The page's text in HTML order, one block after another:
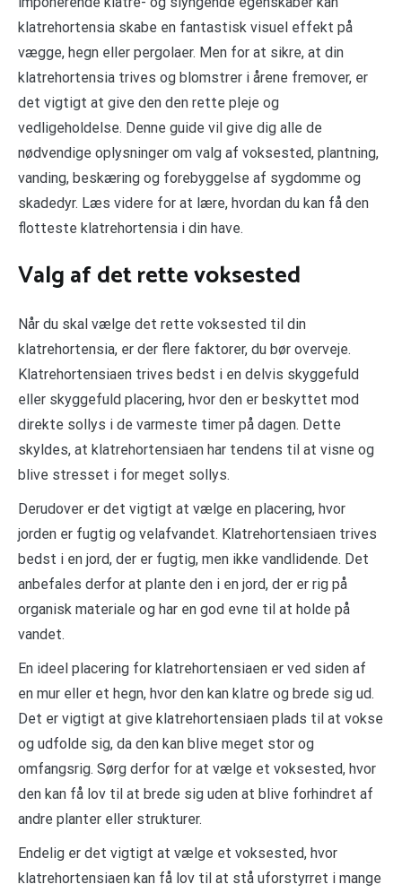
klatrehortensia skabe en fantastisk visuel effekt på
vægge, hegn eller pergolaer. Men for at sikre, at din
klatrehortensia trives og blomstrer i årene fremover, er
det vigtigt at give den den rette pleje og
vedligeholdelse. Denne guide vil give dig alle de
nødvendige oplysninger om valg af voksested, plantning,
vanding, beskæring og forebyggelse af sygdomme og
skadedyr. Læs videre for at lære, hvordan du kan få den
flotteste klatrehortensia i din have.
Valg af det rette voksested
Når du skal vælge det rette voksested til din
klatrehortensia, er der flere faktorer, du bør overveje.
Klatrehortensiaen trives bedst i en delvis skyggefuld
eller skyggefuld placering, hvor den er beskyttet mod
direkte sollys i de varmeste timer på dagen. Dette
skyldes, at klatrehortensiaen har tendens til at visne og
blive stresset i for meget sollys.
Derudover er det vigtigt at vælge en placering, hvor
jorden er fugtig og velafvandet. Klatrehortensiaen trives
bedst i en jord, der er fugtig, men ikke vandlidende. Det
anbefales derfor at plante den i en jord, der er rig på
organisk materiale og har en god evne til at holde på
vandet.
En ideel placering for klatrehortensiaen er ved siden af
en mur eller et hegn, hvor den kan klatre og brede sig ud.
Det er vigtigt at give klatrehortensiaen plads til at vokse
og udfolde sig, da den kan blive meget stor og
omfangsrig. Sørg derfor for at vælge et voksested, hvor
den kan få lov til at brede sig uden at blive forhindret af
andre planter eller strukturer.
Endelig er det vigtigt at vælge et voksested, hvor
klatrehortensiaen kan få lov til at stå uforstyrret i mange